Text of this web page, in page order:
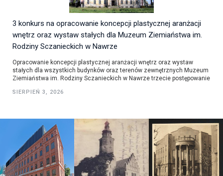
3 konkurs na opracowanie koncepcji plastycznej aranżacji
wnętrz oraz wystaw stałych dla Muzeum Ziemiaństwa im.
Rodziny Sczanieckich w Nawrze
Opracowanie koncepcji plastycznej aranżacji wnętrz oraz wystaw
stałych dla wszystkich budynków oraz terenów zewnętrznych Muzeum
Ziemiaństwa im. Rodziny Sczanieckich w Nawrze trzecie postępowanie
SIERPIEŃ 3, 2026